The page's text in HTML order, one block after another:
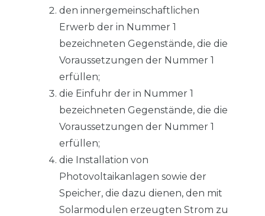
den innergemeinschaftlichen
Erwerb der in Nummer 1
bezeichneten Gegenstände, die die
Voraussetzungen der Nummer 1
erfüllen;
die Einfuhr der in Nummer 1
bezeichneten Gegenstände, die die
Voraussetzungen der Nummer 1
erfüllen;
die Installation von
Photovoltaikanlagen sowie der
Speicher, die dazu dienen, den mit
Solarmodulen erzeugten Strom zu